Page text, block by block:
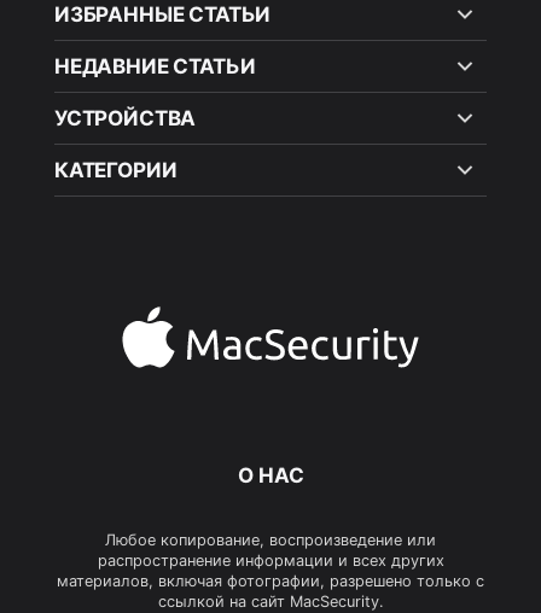
ИЗБРАННЫЕ СТАТЬИ
НЕДАВНИЕ СТАТЬИ
УСТРОЙСТВА
КАТЕГОРИИ
О НАС
Любое копирование, воспроизведение или
распространение информации и всех других
материалов, включая фотографии, разрешено только с
ссылкой на сайт MacSecurity.